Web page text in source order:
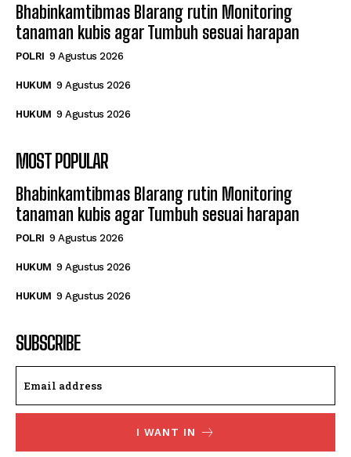
Bhabinkamtibmas Blarang rutin Monitoring
tanaman kubis agar Tumbuh sesuai harapan
POLRI 9 Agustus 2026
HUKUM 9 Agustus 2026
HUKUM 9 Agustus 2026
MOST POPULAR
Bhabinkamtibmas Blarang rutin Monitoring
tanaman kubis agar Tumbuh sesuai harapan
POLRI 9 Agustus 2026
HUKUM 9 Agustus 2026
HUKUM 9 Agustus 2026
SUBSCRIBE
I WANT IN